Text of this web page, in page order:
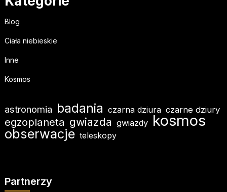
Blog
Ciała niebieskie
Inne
Kosmos
astronomia badania czarna dziura czarne dziury
egzoplaneta gwiazda gwiazdy kosmos
obserwacje teleskopy
Partnerzy